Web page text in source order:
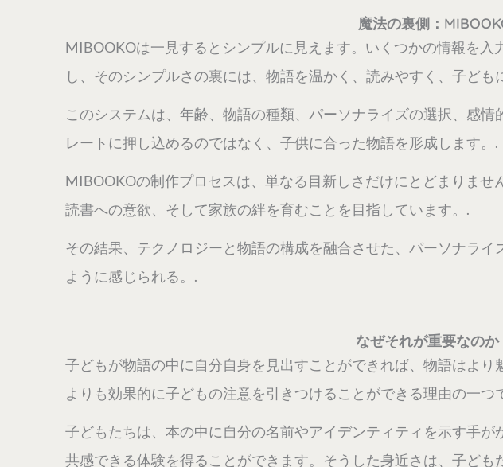
魔法の裏側：
MIBOOKOは一見するとシンプルに見えます。いくつかの情報を
し、そのシンプルさの裏には、物語を温かく、読みやすく、子ど
このシステムは、年齢、物語の種類、パーソナライズの選択、感
レートに押し込めるのではなく、子供に合った物語を形成します。.
MIBOOKOの制作プロセスは、単なる目新しさだけにとどまりませ
読書への意欲、そして家族の絆を育むことを目指しています。.
その結果、テクノロジーと物語の構成を融合させた、パーソナラ
ように感じられる。.
なぜそれが重要なの
子どもが物語の中に自分自身を見出すことができれば、物語はよ
よりも効果的に子どもの注意を引きつけることができる理由の一つ
子どもたちは、本の中に自分の名前やアイデンティティを示す手
共感できる体験を得ることができます。そうした身近さは、子ど